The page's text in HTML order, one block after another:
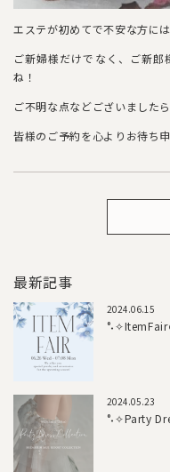
エステが初めてで不安な方に
ご新婦様だけでなく、ご新
ね！
ご不明な点などございました
皆様のご予約を心よりお待ち
最新記事
2024.06.15
2024.05.23
°˖✧Party